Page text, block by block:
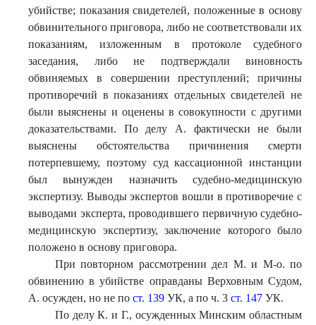
убийстве; показания свидетелей, положенные в основу
обвинительного приговора, либо не соответствовали их
показаниям, изложенным в протоколе судебного
заседания, либо не подтверждали виновность
обвиняемых в совершении преступлений; причины
противоречий в показаниях отдельных свидетелей не
были выяснены и оценены в совокупности с другими
доказательствами. По делу А. фактически не были
выяснены обстоятельства причинения смерти
потерпевшему, поэтому суд кассационной инстанции
был вынужден назначить судебно-медицинскую
экспертизу. Выводы экспертов вошли в противоречие с
выводами эксперта, проводившего первичную судебно-
медицинскую экспертизу, заключение которого было
положено в основу приговора.
При повторном рассмотрении дел М. и М-о. по
обвинению в убийстве оправданы Верховным Судом,
А. осужден, но не по ст. 139 УК, а по ч. 3 ст. 147 УК.
По делу К. и Г., осужденных Минским областным